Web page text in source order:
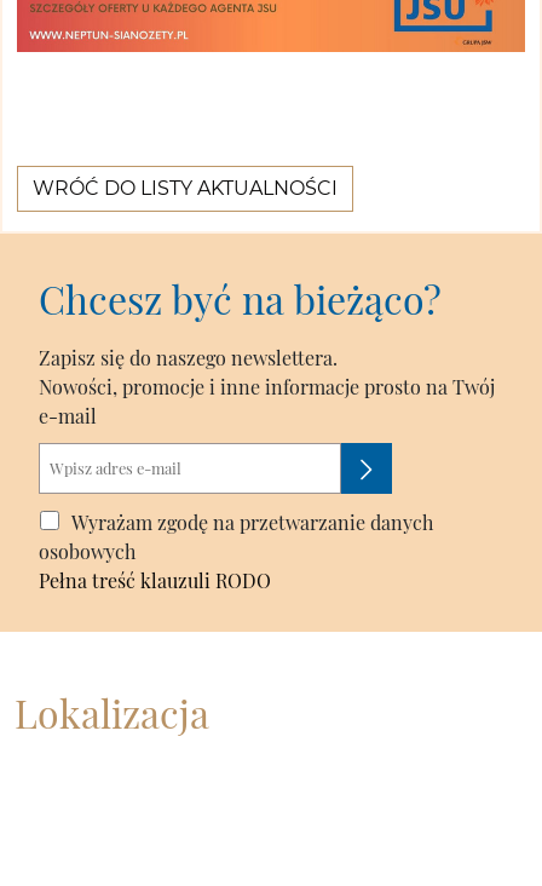
WRÓĆ DO LISTY AKTUALNOŚCI
Chcesz być na bieżąco?
Zapisz się do naszego newslettera.
Nowości, promocje i inne informacje prosto na Twój
e-mail
Wyrażam zgodę na przetwarzanie danych
osobowych
Pełna treść klauzuli RODO
Lokalizacja